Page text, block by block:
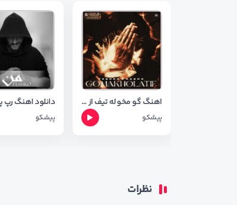
اهنگ گو مخو له تیف از پیشکو با کیفیت ۳۲۰
پیشکو پیشکو
نظرات